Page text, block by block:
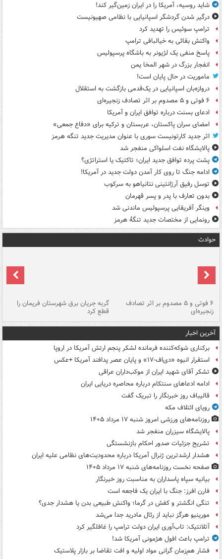
شاید روسیه، آمریکا را در ایران زمین‌گیر کند!
درگیر شدن گردشگر اسپانیایی با نظامی صهیونیست
ترامپ سوئیس را تهدید کرد
واکنش بقائی به خیالبافی ترامپ
پاسخ منفی یک لژیونر به باشگاه پرسپولیس
انفجار بزرگ در شهر المخا یمن
ماموریت در حال پایان است!
دروازه‌بان اسپانیایی در یک‌قدمی بازگشت به استقلال
۶ فوتی و ۵ مصدوم بر اثر تصادف زنجیره‌ای
ادعای بسنت درباره توافق ایران و آمریکا
امضای سران پاکستان، عربستان و ترکیه برای «دفاع جمعی»
اثر جدید کارتونیست سوری با عنوان مدیریت جدید تنگه هرمز
پالایشگاه نفت اسلواکی منفجر شد
پشت پرده توافق جدید ایران؛ تاکتیک یا استراتژی؟
ادامه جنگ تا روی کار آمدن دولت جدید در آمریکا!
توسل رفیق آرژانتینی نتانیاهو به سرکوب
بدون تعارف با پدر و پسر قهرمان
وینگر آفریقایی پرسپولیس ماندنی شد
رونمایی از مختصات جدید تنگۀ هرمز
حوادث
۶ فوتی و ۵ مصدوم بر اثر تصادف
زنجیره‌ای
گربه جریان برق شهرستان فریمان را
قطع کرد
آخرین اخبار
برکناری شوکه‌کننده فرمانده لشکر پنجم ارتش آمریکا در اروپا
استقرار انبوه «دی‌اف‑۱۷» و پایان عصر پدافند آمریکا +عکس
تشکر آقای شهید ایران از موکب‌داران عراقی
ادامه ادعاهای سنتکام درباره محاصره دریایی ایران
قالیباف روز خبرنگار را تبریک گفت
رویای ائتلاف مکه
روزنامه‌های ورزشی امروز ‌شنبه ۱۷ مرداد ۱۴۰۵
پالایشگاه سیزران منفجر شد
تشریح جزئیات صدور احکام بازنشستگی
هشدار ارشدترین ژنرال آمریکا درباره محدودیت‌های نظامی علیه ایران
صفحه نخست روزنامه‌های شنبه ۱۷ مرداد ۱۴۰۵
بیانیه سپاه پاسداران به مناسبت روز خبرنگار
فارن افرز: جنگ با ایران یک فاجعه است
تنگی انگشتر و کفش در گرما؛ واکنش طبیعی بدن یا هشدار جدی؟
مورینیو هرگز نباید از رئال مادرید جدا می‌شد
آتلانتیک: تاب‌آوری ایران دولت ترامپ را غافلگیر کرد
ترامپ باعث افول هژمونی آمریکا شد!
فشار هم‌زمان گرانی مواد اولیه و افت تقاضا بر بازار پلاستیک